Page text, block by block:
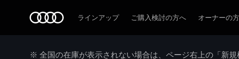
ラインアップ ご購入検討の方へ オーナーの
※ 全国の在庫が表示されない場合は、ページ右上の「新